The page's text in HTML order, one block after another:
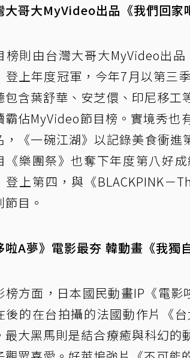
大哥大MyVideo出品《我們回家
榜則由台灣大哥大MyVideo出
登上年度冠軍，今年7月以第三
包含葉舒華、安芝儇、印尼移工
霸佔MyVideo節目榜。實境秀也
，《一碗江湖》以記錄美食衝
《樂團祭》也奪下年度第八好
登上第四，與《BLACKPINK－
節目。
啦A夢》電影最夯 韓動畫《我
榜方面，日本國民動畫IP《電
後的在台拍攝的法國動作片《
最大黑馬則是結合療癒與科幻的